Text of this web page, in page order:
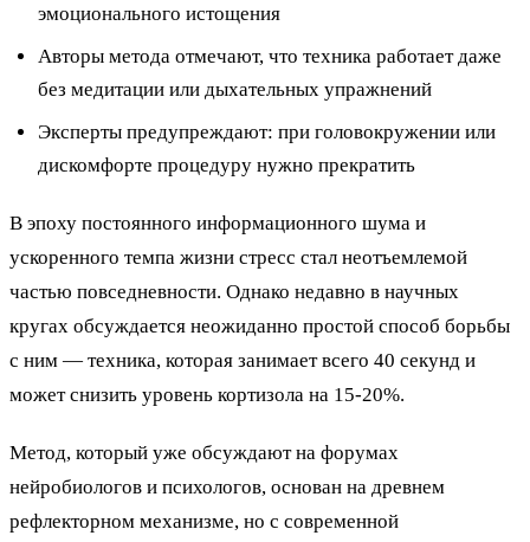
эмоционального истощения
Авторы метода отмечают, что техника работает даже
без медитации или дыхательных упражнений
Эксперты предупреждают: при головокружении или
дискомфорте процедуру нужно прекратить
В эпоху постоянного информационного шума и
ускоренного темпа жизни стресс стал неотъемлемой
частью повседневности. Однако недавно в научных
кругах обсуждается неожиданно простой способ борьбы
с ним — техника, которая занимает всего 40 секунд и
может снизить уровень кортизола на 15-20%.
Метод, который уже обсуждают на форумах
нейробиологов и психологов, основан на древнем
рефлекторном механизме, но с современной